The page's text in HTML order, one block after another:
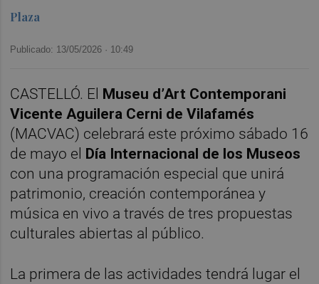
Plaza
Publicado: 13/05/2026 · 10:49
CASTELLÓ. El Museu d’Art Contemporani
Vicente Aguilera Cerni de Vilafamés
(MACVAC) celebrará este próximo sábado 16
de mayo el Día Internacional de los Museos
con una programación especial que unirá
patrimonio, creación contemporánea y
música en vivo a través de tres propuestas
culturales abiertas al público.
La primera de las actividades tendrá lugar el